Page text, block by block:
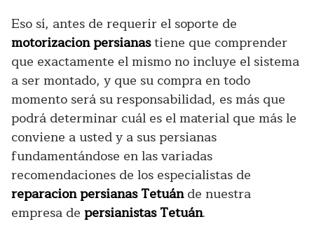
Eso sí, antes de requerir el soporte de
motorizacion persianastiene que comprender
que exactamente el mismo no incluye el sistema
a ser montado, y que su compra en todo
momento será su responsabilidad, es más que
podrá determinar cuál es el material que más le
conviene a usted y a sus persianas
fundamentándose en las variadas
recomendaciones de los especialistas de
reparacion persianas Tetuánde nuestra
empresa de persianistas Tetuán.